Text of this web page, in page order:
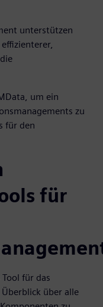
unterstützen
um ein
zu
für den
für
für das
über alle